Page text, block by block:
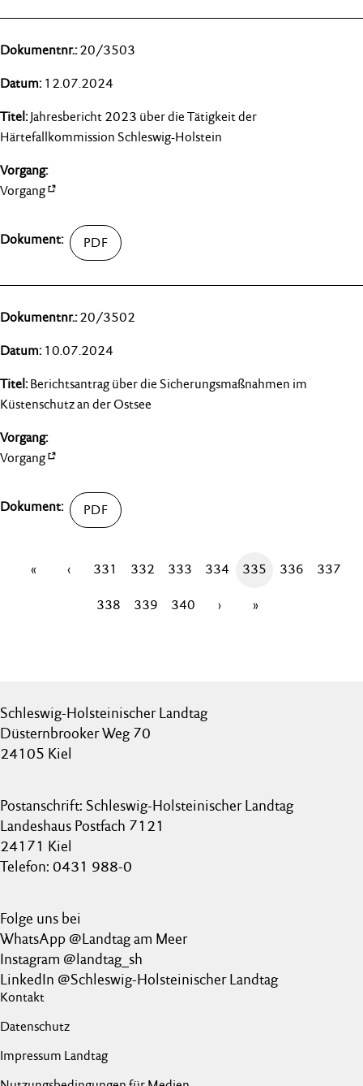
20/3503
12.07.2024
Jahresbericht 2023 über die Tätigkeit der
Härtefallkommission Schleswig-Holstein
Vorgang
20/3502
10.07.2024
Berichtsantrag über die Sicherungsmaßnahmen im
Küstenschutz an der Ostsee
Vorgang
« ‹ 331 332 333 334 335 336 337
338 339 340 › »
Schleswig-Holsteinischer Landtag
Düsternbrooker Weg 70
24105 Kiel
Postanschrift: Schleswig-Holsteinischer Landtag
Landeshaus Postfach 7121
24171 Kiel
Telefon: 0431 988-0
Folge uns bei
WhatsApp @Landtag am Meer
Instagram @landtag_sh
LinkedIn @Schleswig-Holsteinischer Landtag
Kontakt
Datenschutz
Impressum Landtag